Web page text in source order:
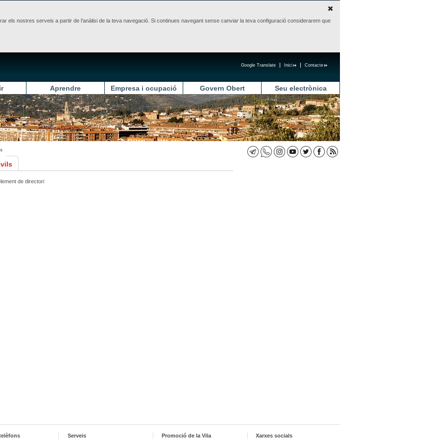
els nostres serveis a partir de l'anàlisi de la teva navegació. Si continues navegant sense canviar la teva configuració considerarem que
Contacte
Inici
Google Translate
Aprendre Empresa i ocupació Govern Obert Seu electrònica
de directori
Serveis Promoció de la Vila Xarxes socials